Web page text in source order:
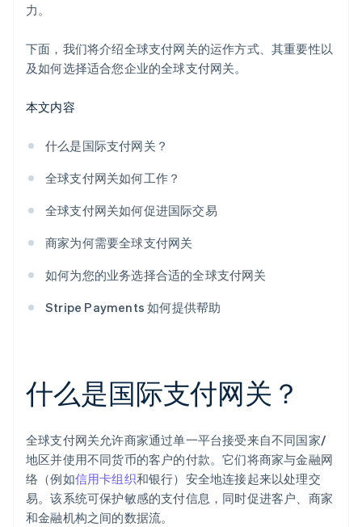
力。
下面，我们将介绍全球支付网关的运作方式、其重要性以
及如何选择适合您企业的全球支付网关。
本文内容
什么是国际支付网关？
全球支付网关如何工作？
全球支付网关如何促进国际交易
商家为何需要全球支付网关
如何为您的业务选择合适的全球支付网关
Stripe Payments 如何提供帮助
什么是国际支付网关？
全球支付网关允许商家通过单一平台接受来自不同国家/
地区并使用不同货币的客户的付款。它们将商家与金融网
络（例如信用卡组织和银行）安全地连接起来以处理交
易。该系统可保护敏感的支付信息，同时促进客户、商家
和金融机构之间的数据流。